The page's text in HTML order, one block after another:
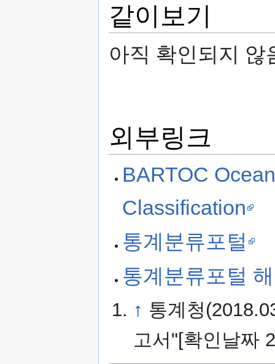
같이보기
아직 확인되지 않
외부링크
BARTOC
Classification
통계분류포털
통계분류포털
↑ 통계청
고서"[확인날짜